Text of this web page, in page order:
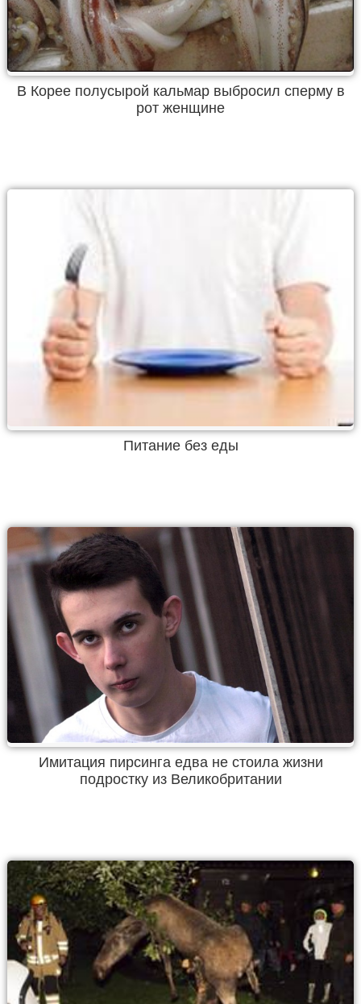
В Корее полусырой кальмар выбросил сперму в
рот женщине
Питание без еды
Имитация пирсинга едва не стоила жизни
подростку из Великобритании